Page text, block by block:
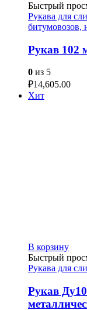
Быстрый
Рукава для
битумовозов,
Рукав 102
0 из 5
₽14,605.00
Хит
В корзину
Быстрый
Рукава для
Рукав